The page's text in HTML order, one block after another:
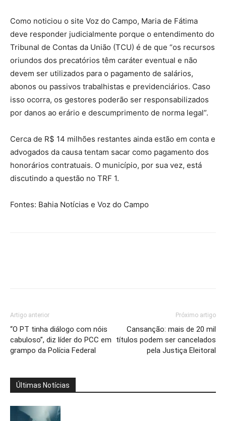
Como noticiou o site Voz do Campo, Maria de Fátima
deve responder judicialmente porque o entendimento do
Tribunal de Contas da União (TCU) é de que “os recursos
oriundos dos precatórios têm caráter eventual e não
devem ser utilizados para o pagamento de salários,
abonos ou passivos trabalhistas e previdenciários. Caso
isso ocorra, os gestores poderão ser responsabilizados
por danos ao erário e descumprimento de norma legal”.
Cerca de R$ 14 milhões restantes ainda estão em conta e
advogados da causa tentam sacar como pagamento dos
honorários contratuais. O município, por sua vez, está
discutindo a questão no TRF 1.
Fontes: Bahia Notícias e Voz do Campo
Artigo anterior
“O PT tinha diálogo com nóis
cabuloso”, diz líder do PCC em
grampo da Polícia Federal
Próximo artigo
Cansanção: mais de 20 mil
títulos podem ser cancelados
pela Justiça Eleitoral
Últimas Notícias